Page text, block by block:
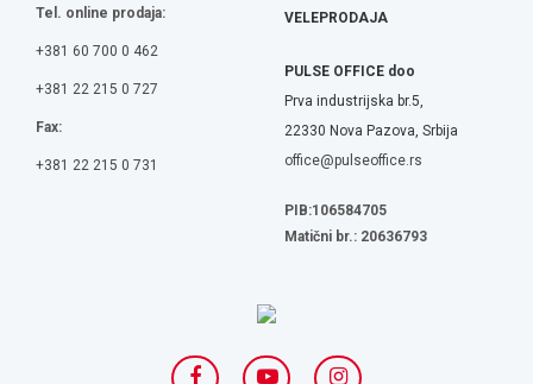
Tel. online prodaja:
+381 60 700 0 462
+381 22 215 0 727
Fax:
+381 22 215 0 731
VELEPRODAJA
PULSE OFFICE doo
Prva industrijska br.5,
22330 Nova Pazova, Srbija
office@pulseoffice.rs
PIB:106584705
Matični br.: 20636793